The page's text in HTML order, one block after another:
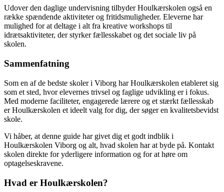
Udover den daglige undervisning tilbyder Houlkærskolen også en
række spændende aktiviteter og fritidsmuligheder. Eleverne har
mulighed for at deltage i alt fra kreative workshops til
idrætsaktiviteter, der styrker fællesskabet og det sociale liv på
skolen.
Sammenfatning
Som en af de bedste skoler i Viborg har Houlkærskolen etableret sig
som et sted, hvor elevernes trivsel og faglige udvikling er i fokus.
Med moderne faciliteter, engagerede lærere og et stærkt fællesskab
er Houlkærskolen et ideelt valg for dig, der søger en kvalitetsbevidst
skole.
Vi håber, at denne guide har givet dig et godt indblik i
Houlkærskolen Viborg og alt, hvad skolen har at byde på. Kontakt
skolen direkte for yderligere information og for at høre om
optagelseskravene.
Hvad er Houlkærskolen?